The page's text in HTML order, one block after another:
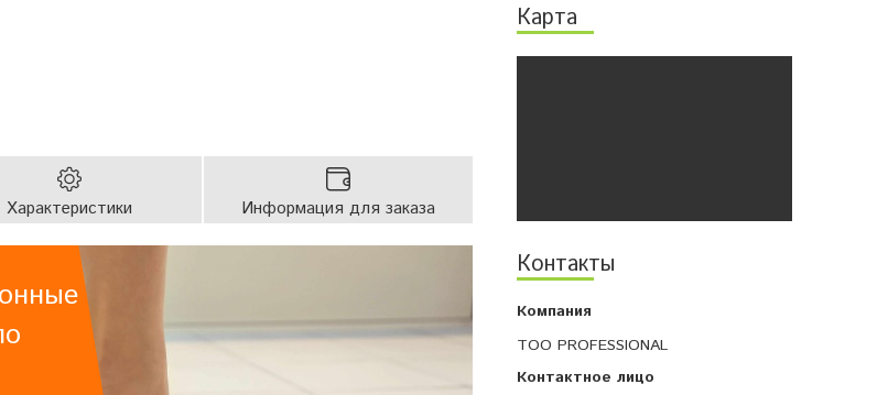
Карта
Контакты
ТОО PROFESSIONAL
Характеристики Информация для заказа